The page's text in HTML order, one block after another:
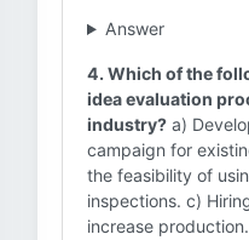
Answer
4. Which of the
idea evaluation
industry? a)
campaign for
the feasibility of
inspections. c)
increase